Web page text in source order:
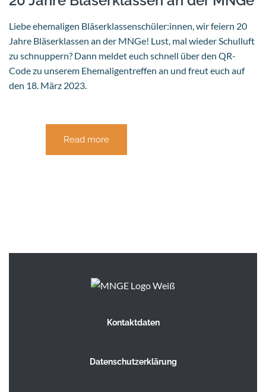
Liebe ehemaligen Bläserklassenschüler:innen, wir feiern 20
Jahre Bläserklassen an der MNGe! Lust, mal wieder Schulluft
zu schnuppern? Dann meldet euch schnell über den QR-
Code zu unserem Ehemaligentreffen an und freut euch auf
den 18. März 2023.
Read more
Kontaktdaten
Datenschutzerklärung